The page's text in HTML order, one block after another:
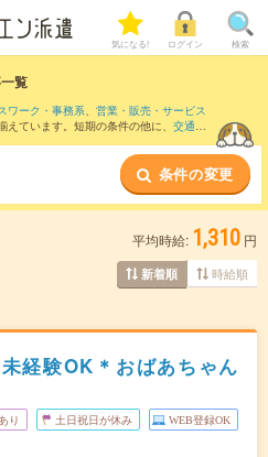
気になる! ログイン 検索
覧
ワーク・事務系、 営業・販売・サービス
ています。短期の条件の他に、 交通費
条件の変更
平均時給: 1,310 円
新着順 時給順
経験OK＊おばあちゃん
り 土日祝日が休み WEB登録OK